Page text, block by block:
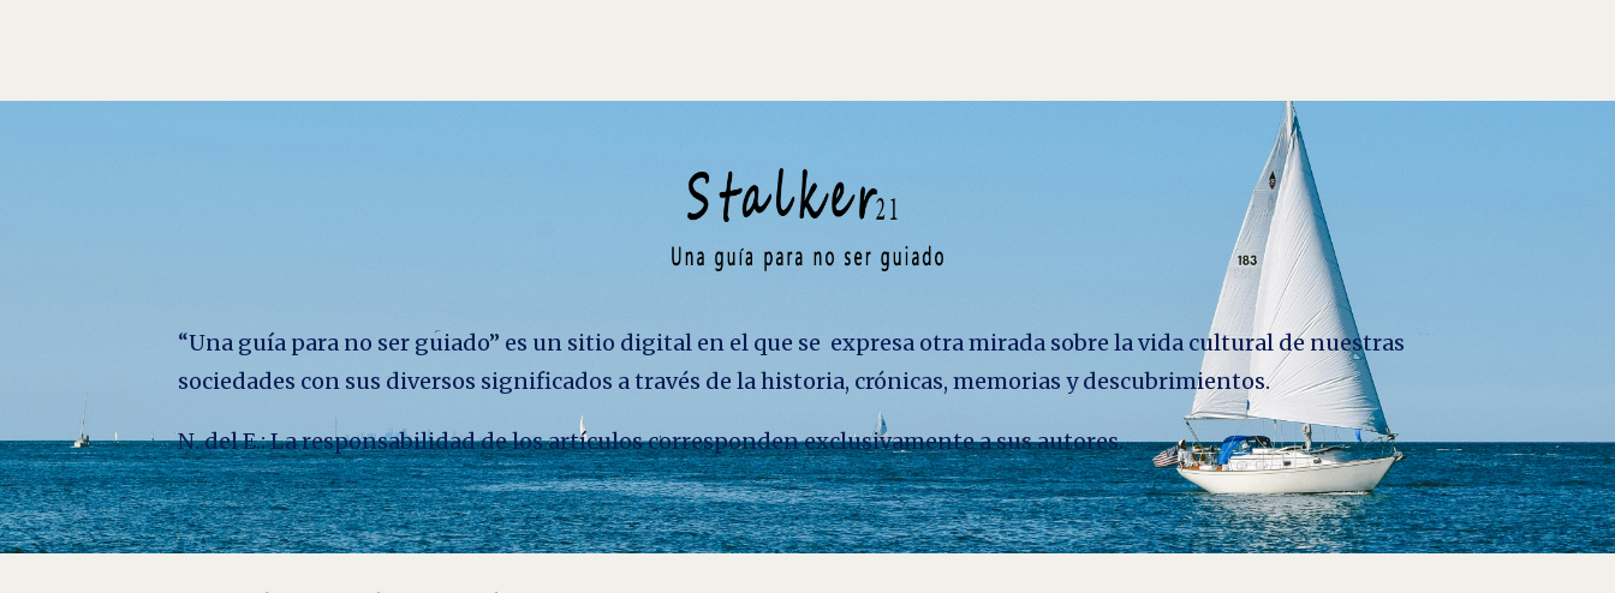
“Una guía para no ser guiado” es un sitio digital en el que se expresa otra mirada sobre la vida cultural de nuestras
sociedades con sus diversos significados a través de la historia, crónicas, memorias y descubrimientos.
N. del E.: La responsabilidad de los artículos corresponden exclusivamente a sus autores.